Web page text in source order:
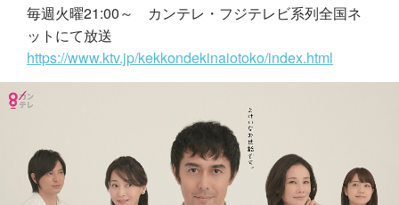
毎週火曜21:00～ カンテレ・フジテレビ系列全国ネ
ットにて放送
https://www.ktv.jp/kekkondekinaiotoko/index.html